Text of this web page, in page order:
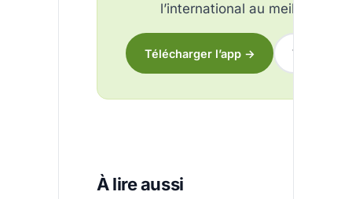
l’international au meilleur tarif.
Télécharger l’app → Voir les
À lire aussi